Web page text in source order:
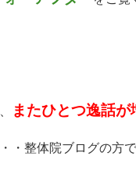
またひとつ逸話が
・整体院ブログの方